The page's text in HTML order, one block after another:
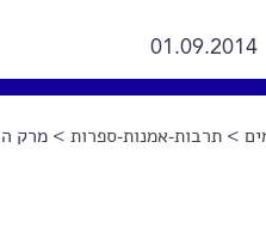
01.09.2014
>תרבות-אמנות-ספרות > מרק